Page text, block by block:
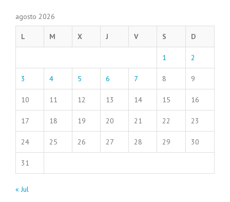
agosto 2026
L M X J V S D
1 2
3 4 5 6 7 8 9
10 11 12 13 14 15 16
17 18 19 20 21 22 23
24 25 26 27 28 29 30
31
« Jul